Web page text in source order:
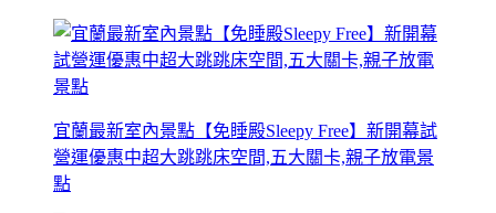
宜蘭最新室內景點【免睡殿Sleepy Free】新開幕試
營運優惠中超大跳跳床空間,五大關卡,親子放電景
點